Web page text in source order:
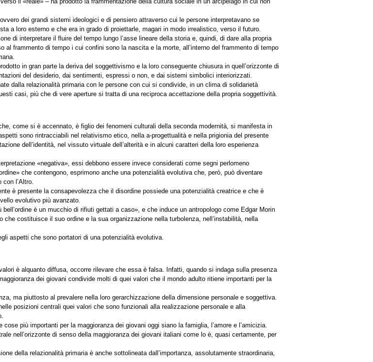
dei grandi sistemi ideologici e di pensiero attraverso cui le persone interpretavano se
a loro esterno e che era in grado di proiettarle, magari in modo irrealistico, verso il futuro.
di interpretare il fluire del tempo lungo l’asse lineare della storia e, quindi, di dare alla propria
al frammento di tempo i cui confini sono la nascita e la morte, all’interno del frammento di tempo
in gran parte la deriva del soggettivismo e la loro conseguente chiusura in quell’orizzonte di
del desiderio, dai sentimenti, espressi o non, e dai sistemi simbolici interiorizzati.
dalla relazionalità primaria con le persone con cui si condivide, in un clima di solidarietà
casi, più che di vere aperture si tratta di una reciproca accettazione della propria soggettività.
come si è accennato, è figlio dei fenomeni culturali della seconda modernità, si manifesta in
sono rintracciabili nel relativismo etico, nella a-progettualità e nella prigionia del presente
dell’identità, nel vissuto virtuale dell’alterità e in alcuni caratteri della loro esperienza
«negativa», essi debbono essere invece considerati come segni perlomeno
che contengono, esprimono anche una potenzialità evolutiva che, però, può diventare
con l’Altro.
è presente la consapevolezza che il disordine possiede una potenzialità creatrice e che è
evolutivo più avanzato.
è un mucchio di rifiuti gettati a caso», e che induce un antropologo come Edgar Morin
che costituisce il suo ordine e la sua organizzazione nella turbolenza, nell’instabilità, nella
aspetti che sono portatori di una potenzialità evolutiva.
è alquanto diffusa, occorre rilevare che essa è falsa. Infatti, quando si indaga sulla presenza
dei giovani condivide molti di quei valori che il mondo adulto ritiene importanti per la
ma piuttosto al prevalere nella loro gerarchizzazione della dimensione personale e soggettiva.
posizioni centrali quei valori che sono funzionali alla realizzazione personale e alla
più importanti per la maggioranza dei giovani oggi siano la famiglia, l’amore e l’amicizia.
nell’orizzonte di senso della maggioranza dei giovani italiani come lo è, quasi certamente, per
della relazionalità primaria è anche sottolineata dall’importanza, assolutamente straordinaria,